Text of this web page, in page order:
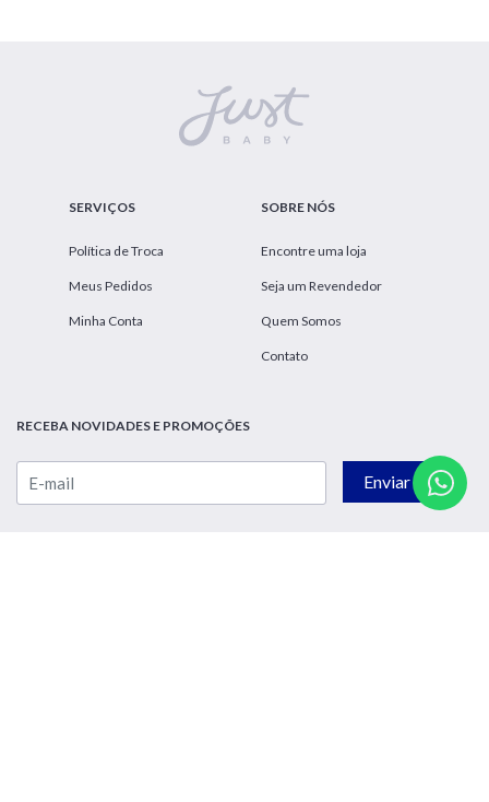
SERVIÇOS
Política de Troca
Meus Pedidos
Minha Conta
SOBRE NÓS
Encontre uma loja
Seja um Revendedor
Quem Somos
Contato
RECEBA NOVIDADES E PROMOÇÕES
Enviar